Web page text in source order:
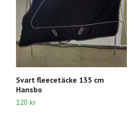
Svart fleecetäcke 135 cm
Hansbo
120 kr